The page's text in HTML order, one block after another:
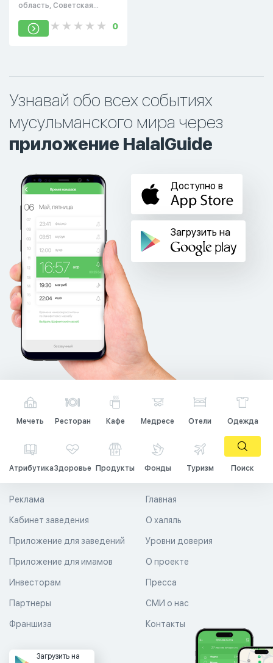
область, Советская
0
Узнавай обо всех событиях
мусульманского мира через
приложение HalalGuide
Доступно в
Загрузить на
Мечеть Ресторан Кафе Медресе Отели Одежда
АтрибутикаЗдоровье Продукты Фонды Туризм Поиск
Главная
О халяль
Уровни доверия
Реклама
Кабинет заведения
Приложение для заведений
Приложение для имамов О проекте
Пресса
СМИ о нас
Контакты
Инвесторам
Партнеры
Франшиза
Загрузить на